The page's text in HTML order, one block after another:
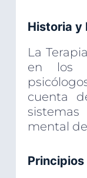
Historia y
La
en los
cuenta
mental